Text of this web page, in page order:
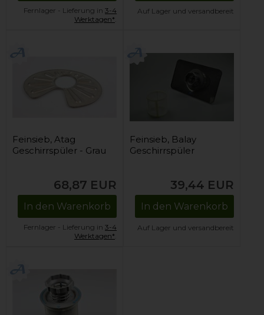
Fernlager - Lieferung in 3-4
Werktagen*
Auf Lager und versandbereit
Feinsieb, Atag
Geschirrspüler - Grau
68,87 EUR
In den Warenkorb
Fernlager - Lieferung in 3-4
Werktagen*
Feinsieb, Balay
Geschirrspüler
39,44 EUR
In den Warenkorb
Auf Lager und versandbereit